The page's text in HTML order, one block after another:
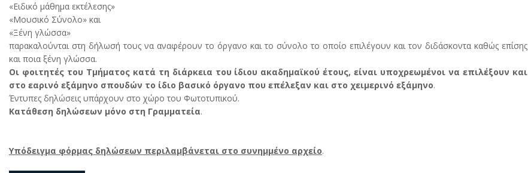
«Ειδικό μάθημα εκτέλεσης»
«Μουσικό Σύνολο» και
«Ξένη γλώσσα»
παρακαλούνται στη δήλωσή τους να αναφέρουν το όργανο και το σύνολο το οποίο επιλέγουν και τον διδάσκοντα καθώς επίσης
και ποια ξένη γλώσσα.
Οι φοιτητές του Τμήματος κατά τη διάρκεια του ίδιου ακαδημαϊκού έτους, είναι υποχρεωμένοι να επιλέξουν και
στο εαρινό εξάμηνο σπουδών το ίδιο βασικό όργανο που επέλεξαν και στο χειμερινό εξάμηνο.
Έντυπες δηλώσεις υπάρχουν στο χώρο του Φωτοτυπικού.
Κατάθεση δηλώσεων μόνο στη Γραμματεία.
Υπόδειγμα φόρμας δηλώσεων περιλαμβάνεται στο συνημμένο αρχείο.